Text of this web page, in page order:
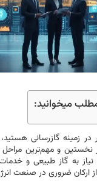
میخوانید:
زمینه گازرسانی هستید،
نخستین و مهم‌ترین
نیاز به گاز طبیعی و
از ارکان ضروری در صنعت